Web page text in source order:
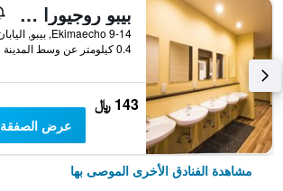
بيبو روجيورا ستاياساونا
9-14 Ekimaecho, بيبو, اليابان
0.4 كيلومتر عن وسط المدينة
143 ﷼
عرض الصفقة
مشاهدة الفنادق الأخرى الموصى بها